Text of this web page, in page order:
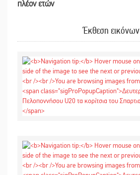
πλέον ετών
Έκθεση εικόνων